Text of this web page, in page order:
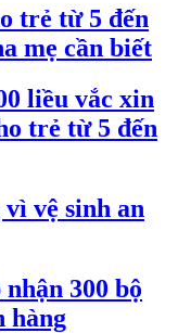
trẻ từ 5 đến
mẹ cần biết
liều vắc xin
trẻ từ 5 đến
vệ sinh an
300 bộ
hàng